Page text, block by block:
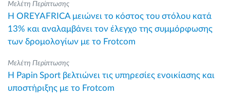
Μελέτη Περίπτωσης
Η OREYAFRICA μειώνει το κόστος του στόλου κατά
13% και αναλαμβάνει τον έλεγχο της συμμόρφωσης
των δρομολογίων με το Frotcom
Μελέτη Περίπτωσης
Η Papin Sport βελτιώνει τις υπηρεσίες ενοικίασης και
υποστήριξης με το Frotcom